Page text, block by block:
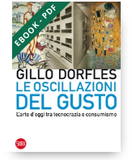
EBOOK - PDF